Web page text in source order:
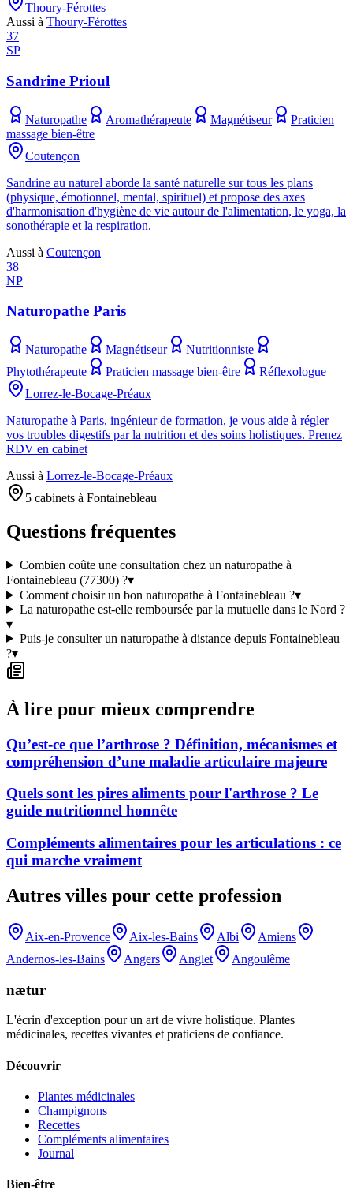
Thoury-Férottes
Aussi à Thoury-Férottes
37
SP
Sandrine Prioul
Naturopathe Aromathérapeute Magnétiseur
Praticien
massage bien-être
Coutençon
Sandrine au naturel aborde la santé naturelle sur tous les plans
(physique, émotionnel, mental, spirituel) et propose des axes
d'harmonisation d'hygiène de vie autour de l'alimentation, le yoga, la
sonothérapie et la respiration.
Aussi à Coutençon
38
NP
Naturopathe Paris
Naturopathe Magnétiseur
Nutritionniste
Phytothérapeute
Praticien massage bien-être
Réflexologue
Lorrez-le-Bocage-Préaux
Naturopathe à Paris, ingénieur de formation, je vous aide à régler
vos troubles digestifs par la nutrition et des soins holistiques. Prenez
RDV en cabinet
Aussi à Lorrez-le-Bocage-Préaux
5 cabinets à Fontainebleau
Questions fréquentes
Combien coûte une consultation chez un naturopathe à
Fontainebleau (77300) ?▾
Comment choisir un bon naturopathe à Fontainebleau ?▾
La naturopathe est-elle remboursée par la mutuelle dans le Nord ?
▾
Puis-je consulter un naturopathe à distance depuis Fontainebleau
?▾
À lire pour mieux comprendre
Qu’est-ce que l’arthrose ? Définition, mécanismes et
compréhension d’une maladie articulaire majeure
Quels sont les pires aliments pour l'arthrose ? Le
guide nutritionnel honnête
Compléments alimentaires pour les articulations : ce
qui marche vraiment
Autres villes pour cette profession
Aix-en-Provence Aix-les-Bains Albi
Amiens
Andernos-les-Bains
Angers Anglet Angoulême
nætur
L'écrin d'exception pour un art de vivre holistique. Plantes
médicinales, recettes vivantes et praticiens de confiance.
Découvrir
Plantes médicinales
Champignons
Recettes
Compléments alimentaires
Journal
Bien-être